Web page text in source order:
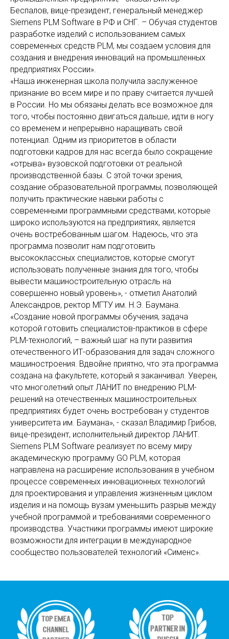
Беспалов, вице-президент, генеральный менеджер
Siemens PLM Software в РФ и СНГ. – Обучая студентов
разработке изделий с использованием самых
современных средств PLM, мы создаем условия для
создания и внедрения инноваций на промышленных
предприятиях России».
«Наша инженерная школа получила заслуженное
признание во всем мире и по праву считается лучшей
в России. Но мы обязаны делать все возможное для
того, чтобы постоянно двигаться дальше, идти в ногу
со временем и непрерывно наращивать свой
потенциал. Одним из приоритетов в области
подготовки кадров для нас всегда было сокращение
«отрыва» вузовской подготовки от реальной
производственной базы. С этой точки зрения,
создание образовательной программы, позволяющей
получить практические навыки работы с
современными программными средствами, которые
широко используются на предприятиях, является
очень востребованным шагом. Надеюсь, что эта
программа позволит нам подготовить
высококлассных специалистов, которые смогут
использовать полученные знания для того, чтобы
вывести машиностроительную отрасль на
совершенно новый уровень», - отметил Анатолий
Александров, ректор МГТУ им. Н.Э. Баумана.
«Создание новой программы обучения, задача
которой готовить специалистов-практиков в сфере
PLM-технологий, – важный шаг на пути развития
отечественного ИТ-образования для задач сложного
машиностроения. Вдвойне приятно, что эта программа
создана на факультете, который я заканчивал. Уверен,
что многолетний опыт ЛАНИТ по внедрению PLM-
решений на отечественных машиностроительных
предприятиях будет очень востребован у студентов
университета им. Баумана», - сказал Владимир Грибов,
вице-президент, исполнительный директор ЛАНИТ.
Siemens PLM Software реализует по всему миру
академическую программу GO PLM, которая
направлена на расширение использования в учебном
процессе современных инновационных технологий
для проектирования и управления жизненным циклом
изделия и на помощь вузам уменьшить разрыв между
учебной программой и требованиями современного
производства. Участники программы имеют широкие
возможности для интеграции в международное
сообщество пользователей технологий «Сименс».
Лучший партнер
Siemens Digital
Industries Software в
регионе EMEA.
Лучший партнер
Siemens Digital
Industries Software в
России.
2000-2002, 2004-2011,
2014, 2017-2020, 2021
2007, 2008
2010 - 2012, 2014,
2017, 2018, 2021
Лучший европейский
Digital Industries
Software в различных
номинациях.
25 лет
внедрением
комплексных PLM-
систем.
Обширный опыт